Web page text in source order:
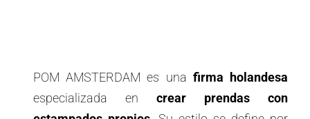
POM AMSTERDAM es una firma holandesa
especializada en crear prendas con